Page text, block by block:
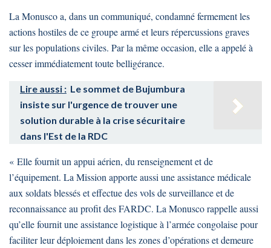
La Monusco a, dans un communiqué, condamné fermement les
actions hostiles de ce groupe armé et leurs répercussions graves
sur les populations civiles. Par la même occasion, elle a appelé à
cesser immédiatement toute belligérance.
Lire aussi : Le sommet de Bujumbura
insiste sur l'urgence de trouver une
solution durable à la crise sécuritaire
dans l'Est de la RDC
« Elle fournit un appui aérien, du renseignement et de
l’équipement. La Mission apporte aussi une assistance médicale
aux soldats blessés et effectue des vols de surveillance et de
reconnaissance au profit des FARDC. La Monusco rappelle aussi
qu’elle fournit une assistance logistique à l’armée congolaise pour
faciliter leur déploiement dans les zones d’opérations et demeure